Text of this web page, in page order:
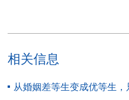
相关信息
从婚姻差等生变成优等生